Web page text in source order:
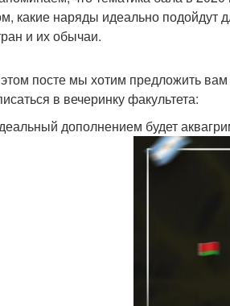
какие наряды идеально подойдут
и их обычаи.
посте мы хотим предложить
в вечеринку факультета:
дополнением будет